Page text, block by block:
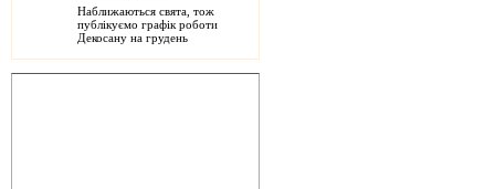
Наближаються свята, тож
публікуємо графік роботи
Декосану на грудень